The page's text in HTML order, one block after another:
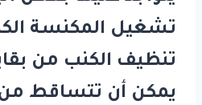
تشغيل المكنسة
تنظيف الكنب من
يمكن أن تتساقط